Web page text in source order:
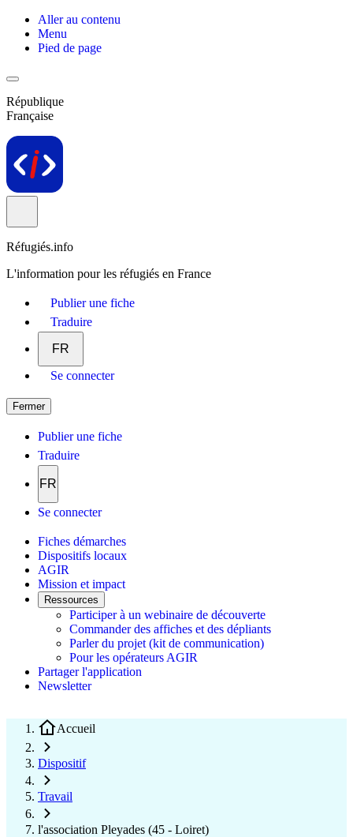
Aller au contenu
Menu
Pied de page
République
Française
Réfugiés.info
L'information pour les réfugiés en France
Publier une fiche
Traduire
FR
Se connecter
Fermer
Publier une fiche
Traduire
FR
Se connecter
Fiches démarches
Dispositifs locaux
AGIR
Mission et impact
Ressources
Participer à un webinaire de découverte
Commander des affiches et des dépliants
Parler du projet (kit de communication)
Pour les opérateurs AGIR
Partager l'application
Newsletter
Accueil
Dispositif
Travail
l'association Pleyades (45 - Loiret)